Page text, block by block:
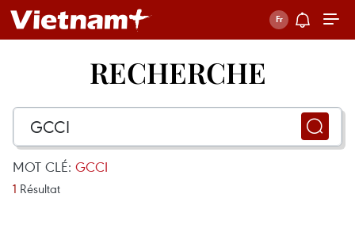
RECHERCHE
MOT CLÉ: GCCI
1 Résultat